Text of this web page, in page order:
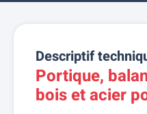
Descriptif
Portique,
bois et acier